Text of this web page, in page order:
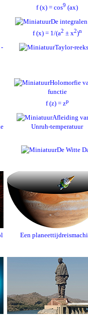
f (x) = cos9 (ax)
De
f (x) = 1/(a2 ± x2)n
Taylor-
Holomorfie
functie
f (z) = zp
Afleiding
Unruh-temperatuur
De Witte
Een